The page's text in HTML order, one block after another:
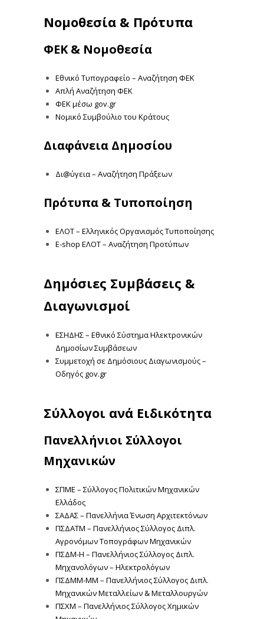
Νομοθεσία & Πρότυπα
ΦΕΚ & Νομοθεσία
Εθνικό Τυπογραφείο – Αναζήτηση ΦΕΚ
Απλή Αναζήτηση ΦΕΚ
ΦΕΚ μέσω gov.gr
Νομικό Συμβούλιο του Κράτους
Διαφάνεια Δημοσίου
Δι@ύγεια – Αναζήτηση Πράξεων
Πρότυπα & Τυποποίηση
ΕΛΟΤ – Ελληνικός Οργανισμός Τυποποίησης
E-shop ΕΛΟΤ – Αναζήτηση Προτύπων
Δημόσιες Συμβάσεις &
Διαγωνισμοί
ΕΣΗΔΗΣ – Εθνικό Σύστημα Ηλεκτρονικών
Δημοσίων Συμβάσεων
Συμμετοχή σε Δημόσιους Διαγωνισμούς –
Οδηγός gov.gr
Σύλλογοι ανά Ειδικότητα
Πανελλήνιοι Σύλλογοι
Μηχανικών
ΣΠΜΕ – Σύλλογος Πολιτικών Μηχανικών
Ελλάδος
ΣΑΔΑΣ – Πανελλήνια Ένωση Αρχιτεκτόνων
ΠΣΔΑΤΜ – Πανελλήνιος Σύλλογος Διπλ.
Αγρονόμων Τοπογράφων Μηχανικών
ΠΣΔΜ-Η – Πανελλήνιος Σύλλογος Διπλ.
Μηχανολόγων – Ηλεκτρολόγων
ΠΣΔΜΜ-ΜΜ – Πανελλήνιος Σύλλογος Διπλ.
Μηχανικών Μεταλλείων & Μεταλλουργών
ΠΣΧΜ – Πανελλήνιος Σύλλογος Χημικών